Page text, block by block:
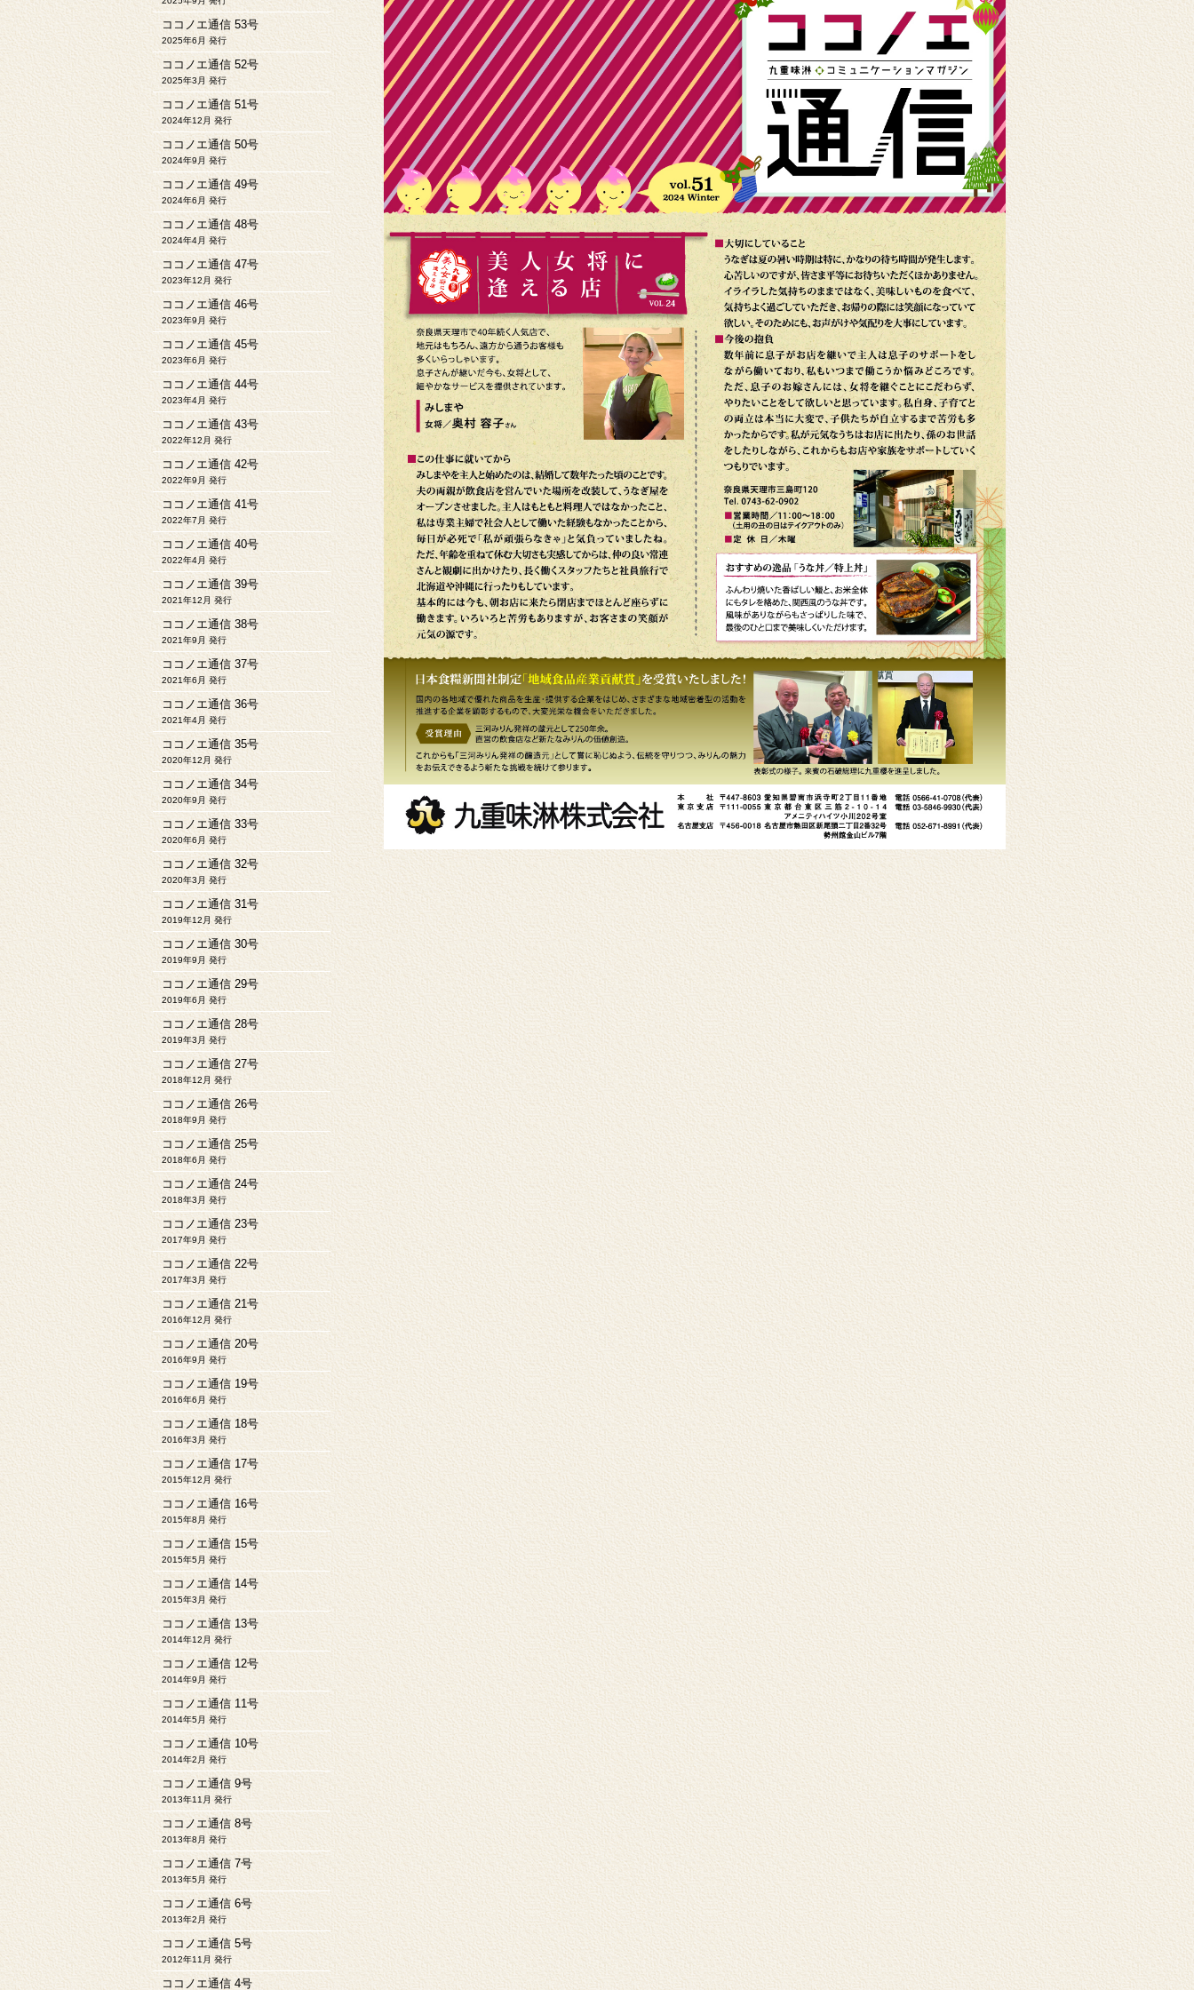
ココノエ通信 53号
2025年6月 発行
ココノエ通信 52号
2025年3月 発行
ココノエ通信 51号
2024年12月 発行
ココノエ通信 50号
2024年9月 発行
ココノエ通信 49号
2024年6月 発行
ココノエ通信 48号
2024年4月 発行
ココノエ通信 47号
2023年12月 発行
ココノエ通信 46号
2023年9月 発行
ココノエ通信 45号
2023年6月 発行
ココノエ通信 44号
2023年4月 発行
ココノエ通信 43号
2022年12月 発行
ココノエ通信 42号
2022年9月 発行
ココノエ通信 41号
2022年7月 発行
ココノエ通信 40号
2022年4月 発行
ココノエ通信 39号
2021年12月 発行
ココノエ通信 38号
2021年9月 発行
ココノエ通信 37号
2021年6月 発行
ココノエ通信 36号
2021年4月 発行
ココノエ通信 35号
2020年12月 発行
ココノエ通信 34号
2020年9月 発行
ココノエ通信 33号
2020年6月 発行
ココノエ通信 32号
2020年3月 発行
ココノエ通信 31号
2019年12月 発行
ココノエ通信 30号
2019年9月 発行
ココノエ通信 29号
2019年6月 発行
ココノエ通信 28号
2019年3月 発行
ココノエ通信 27号
2018年12月 発行
ココノエ通信 26号
2018年9月 発行
ココノエ通信 25号
2018年6月 発行
ココノエ通信 24号
2018年3月 発行
ココノエ通信 23号
2017年9月 発行
ココノエ通信 22号
2017年3月 発行
ココノエ通信 21号
2016年12月 発行
ココノエ通信 20号
2016年9月 発行
ココノエ通信 19号
2016年6月 発行
ココノエ通信 18号
2016年3月 発行
ココノエ通信 17号
2015年12月 発行
ココノエ通信 16号
2015年8月 発行
ココノエ通信 15号
2015年5月 発行
ココノエ通信 14号
2015年3月 発行
ココノエ通信 13号
2014年12月 発行
ココノエ通信 12号
2014年9月 発行
ココノエ通信 11号
2014年5月 発行
ココノエ通信 10号
2014年2月 発行
ココノエ通信 9号
2013年11月 発行
ココノエ通信 8号
2013年8月 発行
ココノエ通信 7号
2013年5月 発行
ココノエ通信 6号
2013年2月 発行
ココノエ通信 5号
2012年11月 発行
ココノエ通信 4号